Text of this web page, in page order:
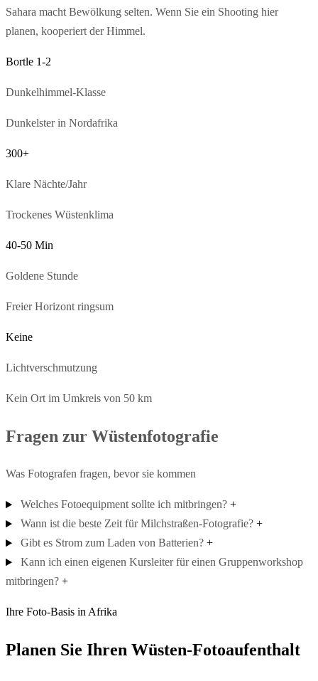
Sahara macht Bewölkung selten. Wenn Sie ein Shooting hier
planen, kooperiert der Himmel.
Bortle 1-2
Dunkelhimmel-Klasse
Dunkelster in Nordafrika
300+
Klare Nächte/Jahr
Trockenes Wüstenklima
40-50 Min
Goldene Stunde
Freier Horizont ringsum
Keine
Lichtverschmutzung
Kein Ort im Umkreis von 50 km
Fragen zur Wüstenfotografie
Was Fotografen fragen, bevor sie kommen
Welches Fotoequipment sollte ich mitbringen? +
Wann ist die beste Zeit für Milchstraßen-Fotografie? +
Gibt es Strom zum Laden von Batterien? +
Kann ich einen eigenen Kursleiter für einen Gruppenworkshop
mitbringen? +
Ihre Foto-Basis in Afrika
Planen Sie Ihren Wüsten-Fotoaufenthalt